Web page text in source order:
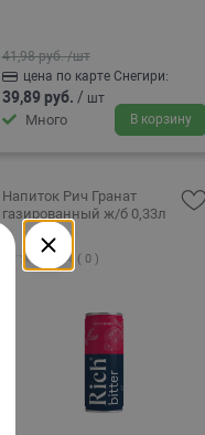
41,98 руб. /шт
цена по карте Снегири:
39,89 руб. / шт
Много В корзину
Напиток Рич Гранат
газированный ж/б 0,33л
( 0 )